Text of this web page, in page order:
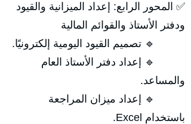
✅ المحور الرابع: إعداد الميزانية والقيود
ودفتر الأستاذ والقوائم المالية
🔹 تصميم القيود اليومية إلكترونيًا.
🔹 إعداد دفتر الأستاذ العام
والمساعد.
🔹 إعداد ميزان المراجعة
باستخدام Excel.